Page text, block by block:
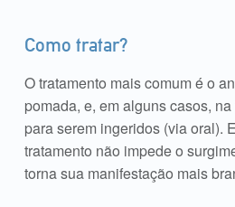
Como tratar?
O tratamento mais comum é o
pomada, e, em alguns casos,
para serem ingeridos (via oral).
tratamento não impede o
torna sua manifestação mais